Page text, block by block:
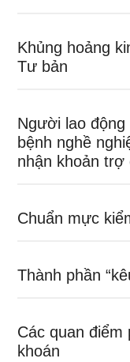
Khủng hoảng
Tư bản
Người lao động
bệnh nghề
nhận khoản trợ
Chuẩn mực
Thành phần
Các quan
khoán